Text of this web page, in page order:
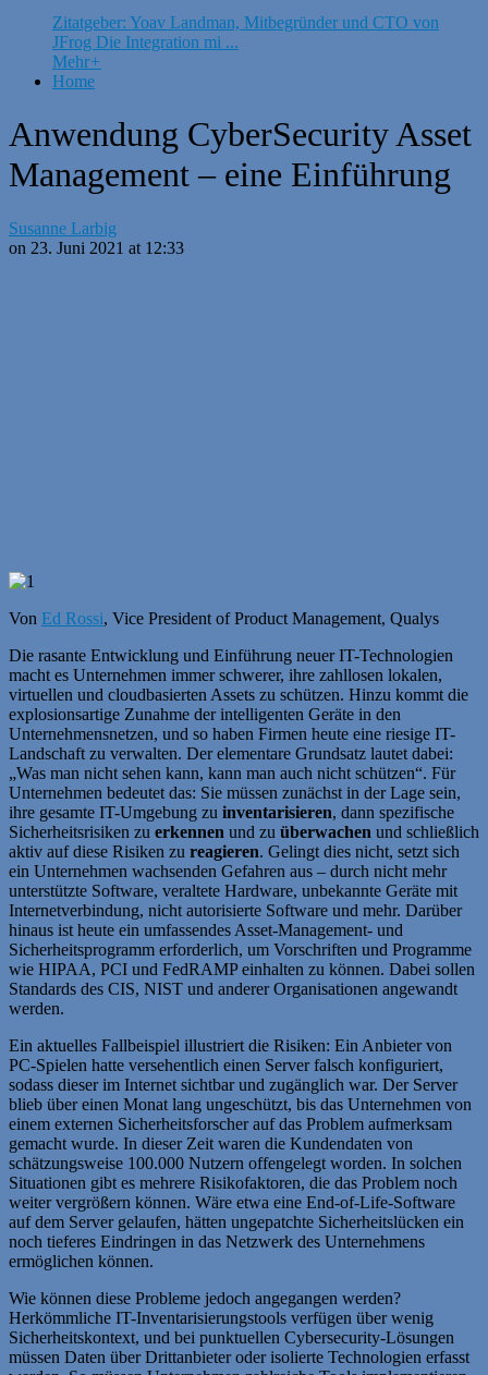
Zitatgeber: Yoav Landman, Mitbegründer und CTO von
JFrog Die Integration mi ...
Mehr+
Home
Anwendung CyberSecurity Asset
Management – eine Einführung
Susanne Larbig
on 23. Juni 2021 at 12:33
Von Ed Rossi, Vice President of Product Management, Qualys
Die rasante Entwicklung und Einführung neuer IT-Technologien
macht es Unternehmen immer schwerer, ihre zahllosen lokalen,
virtuellen und cloudbasierten Assets zu schützen. Hinzu kommt die
explosionsartige Zunahme der intelligenten Geräte in den
Unternehmensnetzen, und so haben Firmen heute eine riesige IT-
Landschaft zu verwalten. Der elementare Grundsatz lautet dabei:
„Was man nicht sehen kann, kann man auch nicht schützen“. Für
Unternehmen bedeutet das: Sie müssen zunächst in der Lage sein,
ihre gesamte IT-Umgebung zu inventarisieren, dann spezifische
Sicherheitsrisiken zu erkennen und zu überwachen und schließlich
aktiv auf diese Risiken zu reagieren. Gelingt dies nicht, setzt sich
ein Unternehmen wachsenden Gefahren aus – durch nicht mehr
unterstützte Software, veraltete Hardware, unbekannte Geräte mit
Internetverbindung, nicht autorisierte Software und mehr. Darüber
hinaus ist heute ein umfassendes Asset-Management- und
Sicherheitsprogramm erforderlich, um Vorschriften und Programme
wie HIPAA, PCI und FedRAMP einhalten zu können. Dabei sollen
Standards des CIS, NIST und anderer Organisationen angewandt
werden.
Ein aktuelles Fallbeispiel illustriert die Risiken: Ein Anbieter von
PC-Spielen hatte versehentlich einen Server falsch konfiguriert,
sodass dieser im Internet sichtbar und zugänglich war. Der Server
blieb über einen Monat lang ungeschützt, bis das Unternehmen von
einem externen Sicherheitsforscher auf das Problem aufmerksam
gemacht wurde. In dieser Zeit waren die Kundendaten von
schätzungsweise 100.000 Nutzern offengelegt worden. In solchen
Situationen gibt es mehrere Risikofaktoren, die das Problem noch
weiter vergrößern können. Wäre etwa eine End-of-Life-Software
auf dem Server gelaufen, hätten ungepatchte Sicherheitslücken ein
noch tieferes Eindringen in das Netzwerk des Unternehmens
ermöglichen können.
Wie können diese Probleme jedoch angegangen werden?
Herkömmliche IT-Inventarisierungstools verfügen über wenig
Sicherheitskontext, und bei punktuellen Cybersecurity-Lösungen
müssen Daten über Drittanbieter oder isolierte Technologien erfasst